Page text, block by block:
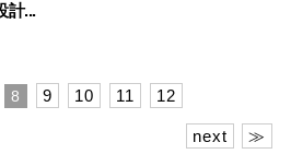
計...
8 9 10 11 12
next ≫